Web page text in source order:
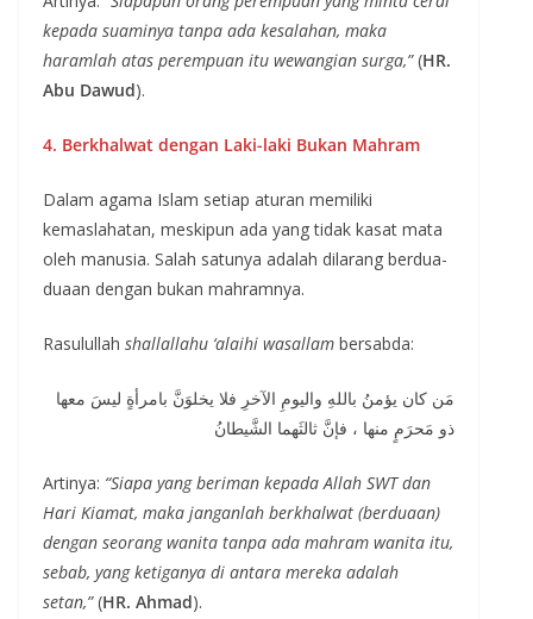
kepada suaminya tanpa ada kesalahan, maka
haramlah atas perempuan itu wewangian surga,”(HR.
Abu Dawud).
4. Berkhalwat dengan Laki-laki Bukan Mahram
Dalam agama Islam setiap aturan memiliki
kemaslahatan, meskipun ada yang tidak kasat mata
oleh manusia. Salah satunya adalah dilarang berdua-
duaan dengan bukan mahramnya.
Rasulullah shallallahu ‘alaihi wasallam bersabda:
مَن كان يؤمنُ باللهِ واليومِ الآخرِ فلا يخلوَنَّ بامرأةٍ ليسَ معها
ذو مَحرَمٍ منها ، فإنَّ ثالثَهما الشَّيطانُ
Artinya: “Siapa yang beriman kepada Allah SWT dan
Hari Kiamat, maka janganlah berkhalwat (berduaan)
dengan seorang wanita tanpa ada mahram wanita itu,
sebab, yang ketiganya di antara mereka adalah
setan,”(HR. Ahmad).